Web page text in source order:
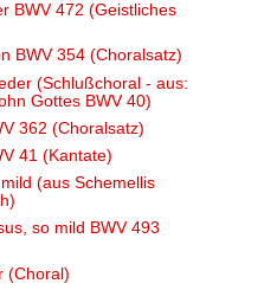
BWV 472 (Geistliches
BWV 354 (Choralsatz)
(Schlußchoral - aus:
Gottes BWV 40)
362 (Choralsatz)
41 (Kantate)
(aus Schemellis
so mild BWV 493
(Choral)